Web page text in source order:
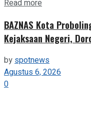
Read more
BAZNAS Kota
Kejaksaan Negeri,
byspotnews
Agustus 6, 2026
0